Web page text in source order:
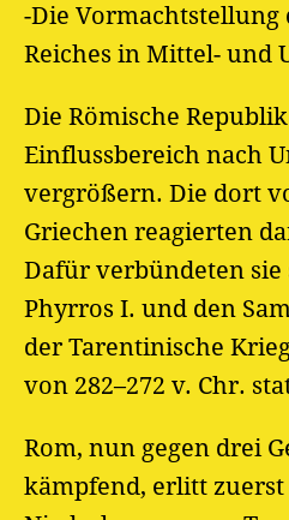
-Die Vormachtstellung
Reiches in Mittel- und
Die Römische
Einflussbereich nach
vergrößern. Die dort
Griechen reagierten
Dafür verbündeten
Phyrros I. und den
der Tarentinische
von 282–272 v. Chr.
Rom, nun gegen drei
kämpfend, erlitt zuerst